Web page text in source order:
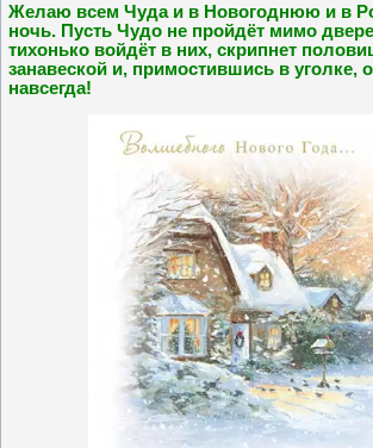
Желаю всем Чуда и в Новогоднюю и в
ночь. Пусть Чудо не пройдёт мимо
тихонько войдёт в них, скрипнет
занавеской и, примостившись в уголке,
навсегда!